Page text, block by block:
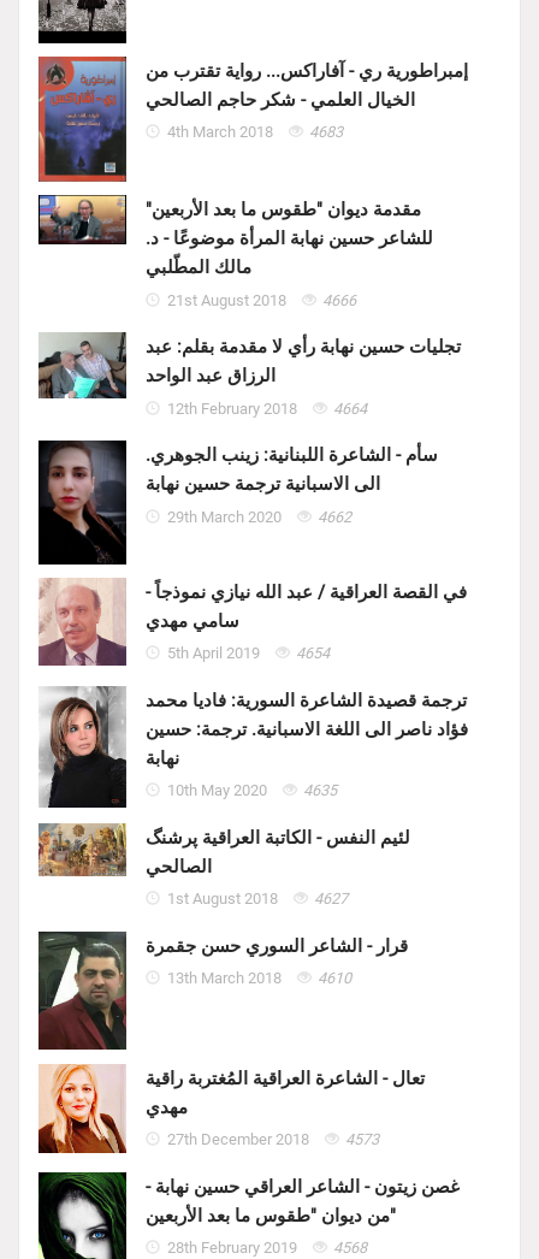
إمبراطورية ري - آفاراكس... رواية تقترب من
الخيال العلمي - شكر حاجم الصالحي
4th March 2018 4683
مقدمة ديوان "طقوس ما بعد الأربعين"
للشاعر حسين نهابة المرأة موضوعًا - د.
مالك المطّلبي
21st August 2018 4666
تجليات حسين نهابة رأي لا مقدمة بقلم: عبد
الرزاق عبد الواحد
12th February 2018 4664
سأم - الشاعرة اللبنانية: زينب الجوهري.
الى الاسبانية ترجمة حسين نهابة
29th March 2020 4662
في القصة العراقية / عبد الله نيازي نموذجاً -
سامي مهدي
5th April 2019 4654
ترجمة قصيدة الشاعرة السورية: فاديا محمد
فؤاد ناصر الى اللغة الاسبانية. ترجمة: حسين
نهابة
10th May 2020 4635
لئيم النفس - الكاتبة العراقية پرشنگ
الصالحي
1st August 2018 4627
قرار - الشاعر السوري حسن جقمرة
13th March 2018 4610
تعال - الشاعرة العراقية المُغتربة راقية
مهدي
27th December 2018 4573
غصن زيتون - الشاعر العراقي حسين نهابة -
من ديوان "طقوس ما بعد الأربعين"
28th February 2019 4568